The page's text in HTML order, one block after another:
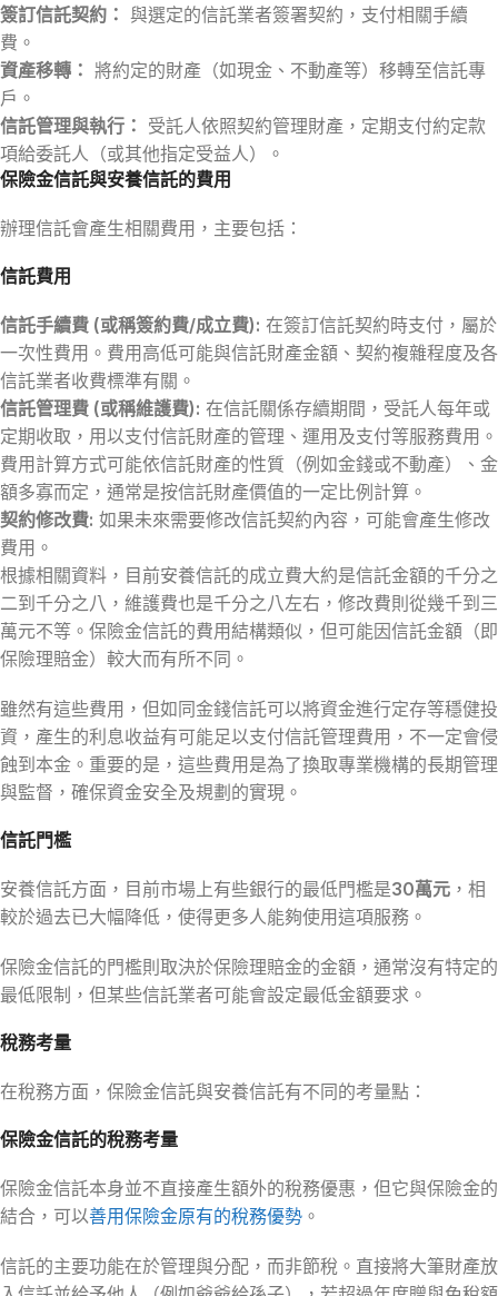
簽訂信託契約： 與選定的信託業者簽署契約，支付相關手續
費。
資產移轉： 將約定的財產（如現金、不動產等）移轉至信託專
戶。
信託管理與執行： 受託人依照契約管理財產，定期支付約定款
項給委託人（或其他指定受益人）。
保險金信託與安養信託的費用
辦理信託會產生相關費用，主要包括：
信託費用
信託手續費 (或稱簽約費/成立費): 在簽訂信託契約時支付，屬於
一次性費用。費用高低可能與信託財產金額、契約複雜程度及各
信託業者收費標準有關。
信託管理費 (或稱維護費): 在信託關係存續期間，受託人每年或
定期收取，用以支付信託財產的管理、運用及支付等服務費用。
費用計算方式可能依信託財產的性質（例如金錢或不動產）、金
額多寡而定，通常是按信託財產價值的一定比例計算。
契約修改費: 如果未來需要修改信託契約內容，可能會產生修改
費用。
根據相關資料，目前安養信託的成立費大約是信託金額的千分之
二到千分之八，維護費也是千分之八左右，修改費則從幾千到三
萬元不等。保險金信託的費用結構類似，但可能因信託金額（即
保險理賠金）較大而有所不同。
雖然有這些費用，但如同金錢信託可以將資金進行定存等穩健投
資，產生的利息收益有可能足以支付信託管理費用，不一定會侵
蝕到本金。重要的是，這些費用是為了換取專業機構的長期管理
與監督，確保資金安全及規劃的實現。
信託門檻
安養信託方面，目前市場上有些銀行的最低門檻是30萬元 ，相
較於過去已大幅降低，使得更多人能夠使用這項服務。
保險金信託的門檻則取決於保險理賠金的金額，通常沒有特定的
最低限制，但某些信託業者可能會設定最低金額要求。
稅務考量
在稅務方面，保險金信託與安養信託有不同的考量點：
保險金信託的稅務考量
保險金信託本身並不直接產生額外的稅務優惠，但它與保險金的
結合，可以善用保險金原有的稅務優勢 。
信託的主要功能在於管理與分配，而非節稅。直接將大筆財產放